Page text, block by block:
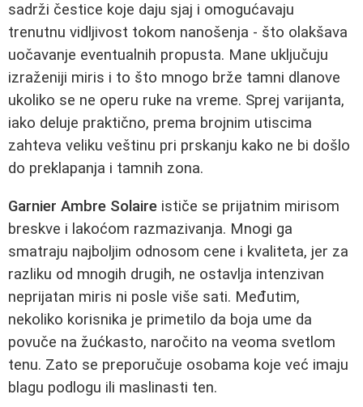
sadrži čestice koje daju sjaj i omogućavaju
trenutnu vidljivost tokom nanošenja - što olakšava
uočavanje eventualnih propusta. Mane uključuju
izraženiji miris i to što mnogo brže tamni dlanove
ukoliko se ne operu ruke na vreme. Sprej varijanta,
iako deluje praktično, prema brojnim utiscima
zahteva veliku veštinu pri prskanju kako ne bi došlo
do preklapanja i tamnih zona.
Garnier Ambre Solaire ističe se prijatnim mirisom
breskve i lakoćom razmazivanja. Mnogi ga
smatraju najboljim odnosom cene i kvaliteta, jer za
razliku od mnogih drugih, ne ostavlja intenzivan
neprijatan miris ni posle više sati. Međutim,
nekoliko korisnika je primetilo da boja ume da
povuče na žućkasto, naročito na veoma svetlom
tenu. Zato se preporučuje osobama koje već imaju
blagu podlogu ili maslinasti ten.